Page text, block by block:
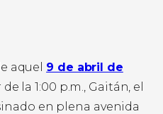
aquel 9 de abril de
la 1:00 p.m., Gaitán, el
en plena avenida